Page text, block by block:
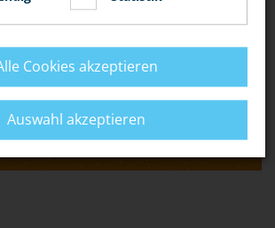
WENN EIN LEHRER SEINE
ERLEDIGUNG VON HAUSAUFGABEN
AUFFORDERT?“
Cookies akzeptieren
Auswahl akzeptieren